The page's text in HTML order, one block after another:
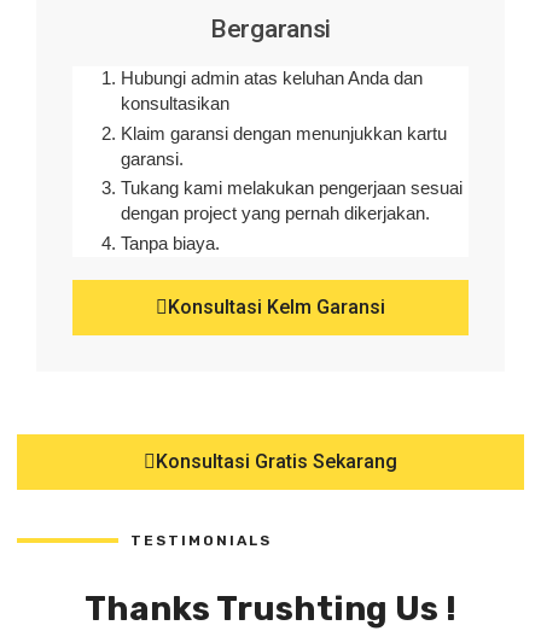
Bergaransi
Hubungi admin atas keluhan Anda dan
konsultasikan
Klaim garansi dengan menunjukkan kartu
garansi.
Tukang kami melakukan pengerjaan sesuai
dengan project yang pernah dikerjakan.
Tanpa biaya.
Konsultasi Kelm Garansi
Konsultasi Gratis Sekarang
TESTIMONIALS
Thanks Trushting Us !